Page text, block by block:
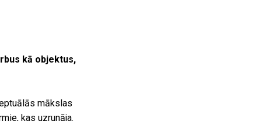
kā objektus,
mākslas
kas uzrunāja.